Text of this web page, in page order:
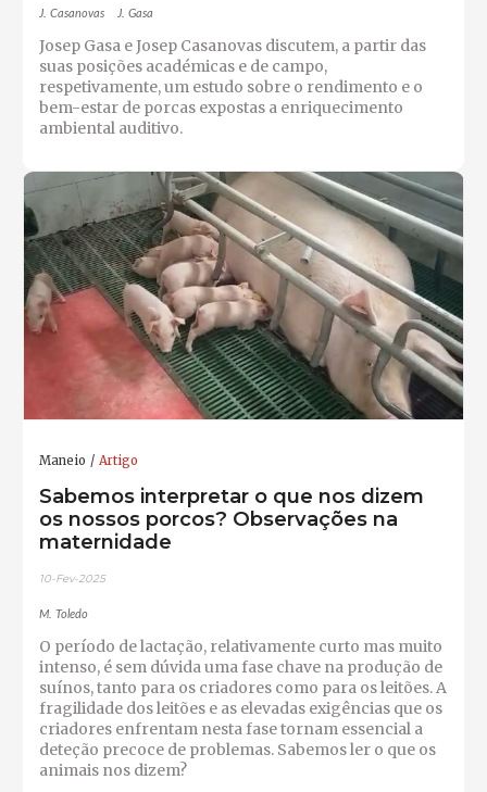
J. Casanovas J. Gasa
Josep Gasa e Josep Casanovas discutem, a partir das
suas posições académicas e de campo,
respetivamente, um estudo sobre o rendimento e o
bem-estar de porcas expostas a enriquecimento
ambiental auditivo.
Maneio Artigo
Sabemos interpretar o que nos dizem
os nossos porcos? Observações na
maternidade
10-Fev-2025
M. Toledo
O período de lactação, relativamente curto mas muito
intenso, é sem dúvida uma fase chave na produção de
suínos, tanto para os criadores como para os leitões. A
fragilidade dos leitões e as elevadas exigências que os
criadores enfrentam nesta fase tornam essencial a
deteção precoce de problemas. Sabemos ler o que os
animais nos dizem?